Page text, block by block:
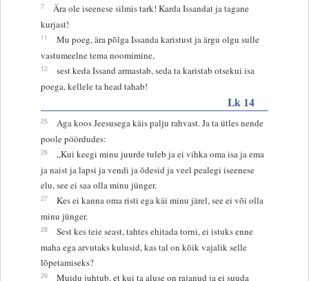
7
Ära ole iseenese silmis tark! Karda Issandat ja tagane
kurjast!
11
Mu poeg, ära põlga Issanda karistust ja ärgu olgu sulle
vastumeelne tema noomimine,
12
sest keda Issand armastab, seda ta karistab otsekui isa
poega, kellele ta head tahab!
Lk 14
25
Aga koos Jeesusega käis palju rahvast. Ja ta ütles nende
poole pöördudes:
26
„Kui keegi minu juurde tuleb ja ei vihka oma isa ja ema
ja naist ja lapsi ja vendi ja õdesid ja veel pealegi iseenese
elu, see ei saa olla minu jünger.
27
Kes ei kanna oma risti ega käi minu järel, see ei või olla
minu jünger.
28
Sest kes teie seast, tahtes ehitada torni, ei istuks enne
maha ega arvutaks kulusid, kas tal on kõik vajalik selle
lõpetamiseks?
29 Muidu juhtub, et kui ta aluse on rajanud ja ei suuda